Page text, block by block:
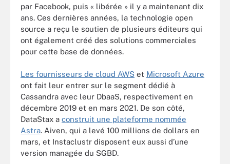
par Facebook, puis « libérée » il y a maintenant dix
ans. Ces dernières années, la technologie open
source a reçu le soutien de plusieurs éditeurs qui
ont également créé des solutions commerciales
pour cette base de données.
Les fournisseurs de cloud AWS et Microsoft Azure
ont fait leur entrer sur le segment dédié à
Cassandra avec leur DbaaS, respectivement en
décembre 2019 et en mars 2021. De son côté,
DataStax a construit une plateforme nommée
Astra. Aiven, qui a levé 100 millions de dollars en
mars, et Instaclustr disposent eux aussi d’une
version managée du SGBD.